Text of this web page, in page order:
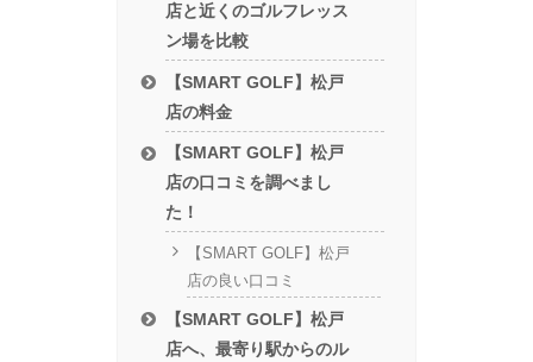
店と近くのゴルフレッス
ン場を比較
【SMART GOLF】松戸
店の料金
【SMART GOLF】松戸
店の口コミを調べまし
た！
【SMART GOLF】松戸
店の良い口コミ
【SMART GOLF】松戸
店へ、最寄り駅からのル